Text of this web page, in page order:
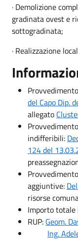
· Demolizione
gradinata ovest e
sottogradinata;
· Realizzazione
del Capo Dip.
allegato
indifferibili:
124 del
aggiuntive:
risorse
Importo
RUP: Geom.
Ing.